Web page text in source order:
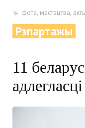
фота, мастацтва,
Рэпартажы
11